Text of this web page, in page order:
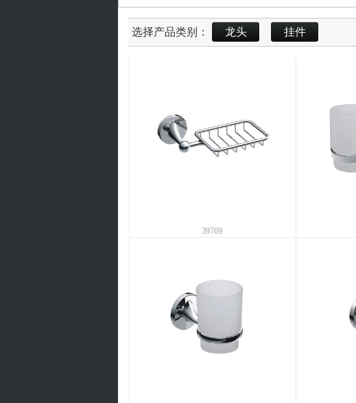
选择产品类别： 龙头 挂件
39769